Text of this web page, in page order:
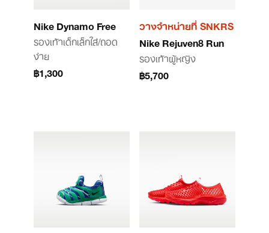
Nike Dynamo Free
รองเท้าเด็กเล็กใส่/ถอด
ง่าย
฿1,300
วางจำหน่ายที่ SNKRS
Nike Rejuven8 Run
รองเท้าผู้หญิง
฿5,700